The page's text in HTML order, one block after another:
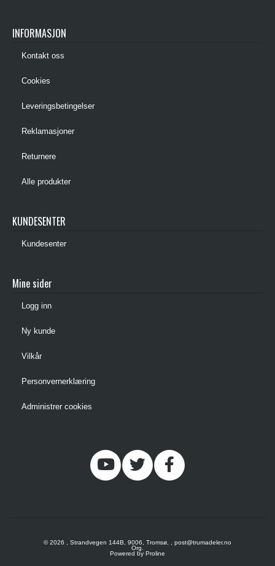
INFORMASJON
Kontakt oss
Cookies
Leveringsbetingelser
Reklamasjoner
Returnere
Alle produkter
KUNDESENTER
Kundesenter
Mine sider
Logg inn
Ny kunde
Vilkår
Personvernerklæring
Administrer cookies
© 2026 , Strandvegen 144B, 9006, Tromsø, , post@trumadeler.no
Org.
Powered by Proline